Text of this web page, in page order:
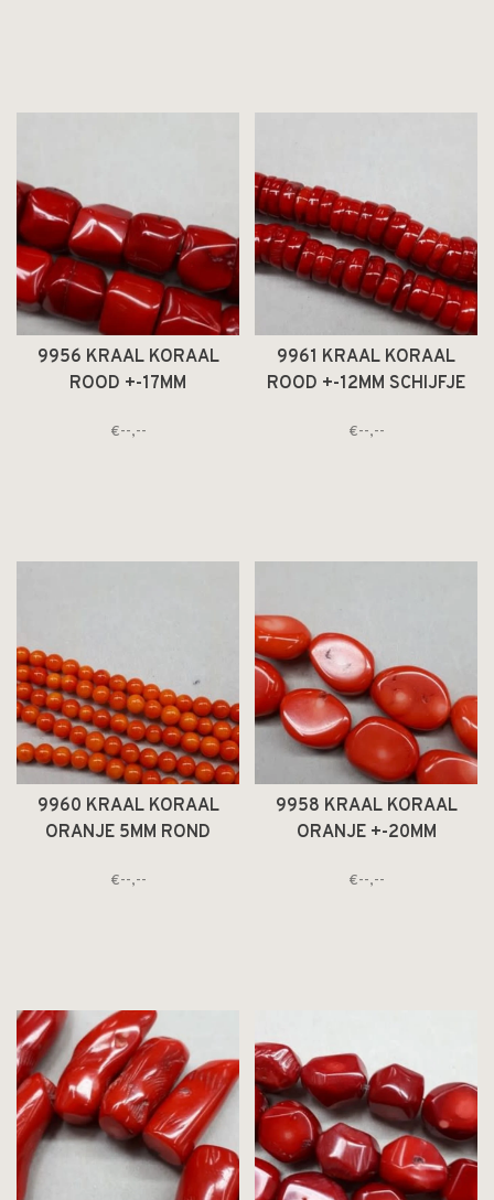
9956 KRAAL KORAAL
ROOD +-17MM
€--,--
9961 KRAAL KORAAL
ROOD +-12MM SCHIJFJE
€--,--
9960 KRAAL KORAAL
ORANJE 5MM ROND
€--,--
9958 KRAAL KORAAL
ORANJE +-20MM
€--,--